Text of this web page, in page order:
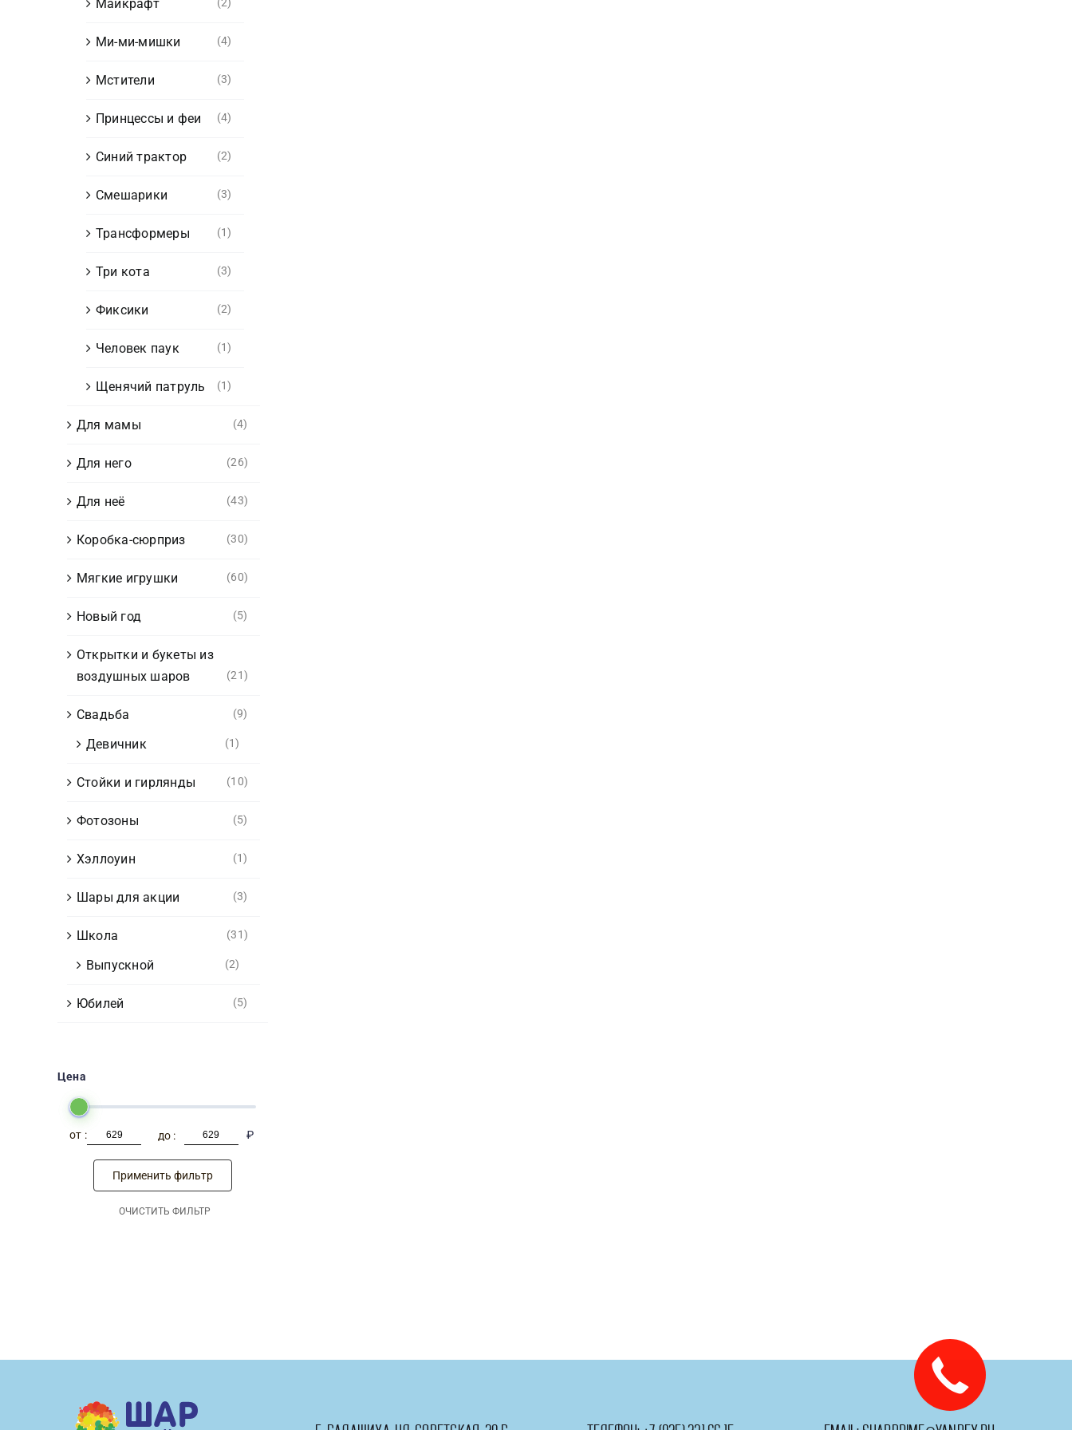
Майкрафт
Ми-ми-мишки (4)
Мстители (3)
Принцессы и феи (4)
Синий трактор (2)
Смешарики (3)
Трансформеры (1)
Три кота (3)
Фиксики (2)
Человек паук (1)
Щенячий патруль (1)
Для мамы (4)
Для него (26)
Для неё (43)
Коробка-сюрприз (30)
Мягкие игрушки (60)
Новый год (5)
Открытки и букеты из
воздушных шаров
(21)
Свадьба (9)
Девичник (1)
Стойки и гирлянды (10)
Фотозоны (5)
Хэллоуин (1)
Шары для акции (3)
Школа (31)
Выпускной (2)
Юбилей (5)
Цена
₽
Применить фильтр
ОЧИСТИТЬ ФИЛЬТР